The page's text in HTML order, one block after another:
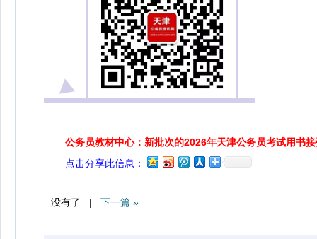
公务员教材中心：新批次的2026年天津公务员考试用书
点击分享此信息：
没有了 | 下一篇 »